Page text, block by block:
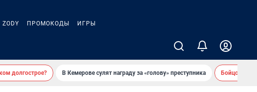
ZODY ПРОМОКОДЫ ИГРЫ
долгострое? В Кемерове сулят награду за «голову» преступника Бойцовский